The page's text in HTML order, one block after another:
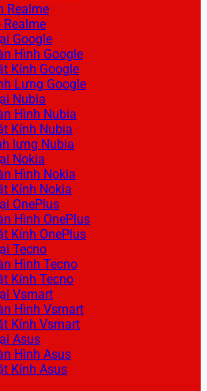
Realme
Realme
Google
Hình Google
Kính Google
Lưng Google
Nubia
Hình Nubia
Kính Nubia
lưng Nubia
Nokia
Hình Nokia
Kính Nokia
OnePlus
Hình OnePlus
Kính OnePlus
Tecno
Hình Tecno
Kính Tecno
Vsmart
Hình Vsmart
Kính Vsmart
Asus
Hình Asus
Kính Asus